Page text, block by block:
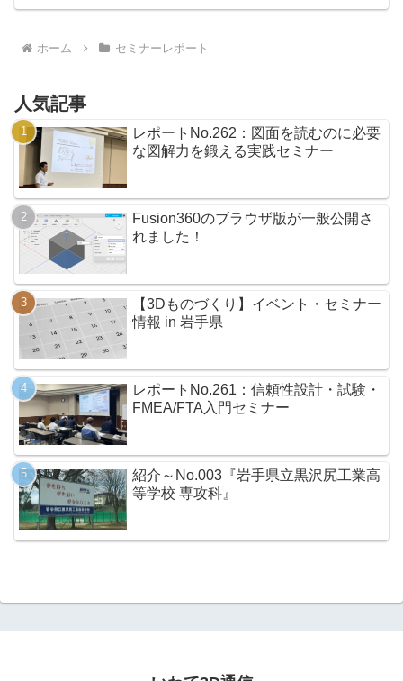
ホーム
セミナーレポート
人気記事
レポートNo.262：図面を読むのに必要
な図解力を鍛える実践セミナー
Fusion360のブラウザ版が一般公開さ
れました！
【3Dものづくり】イベント・セミナー
情報 in 岩手県
レポートNo.261：信頼性設計・試験・
FMEA/FTA入門セミナー
紹介～No.003『岩手県立黒沢尻工業高
等学校 専攻科』